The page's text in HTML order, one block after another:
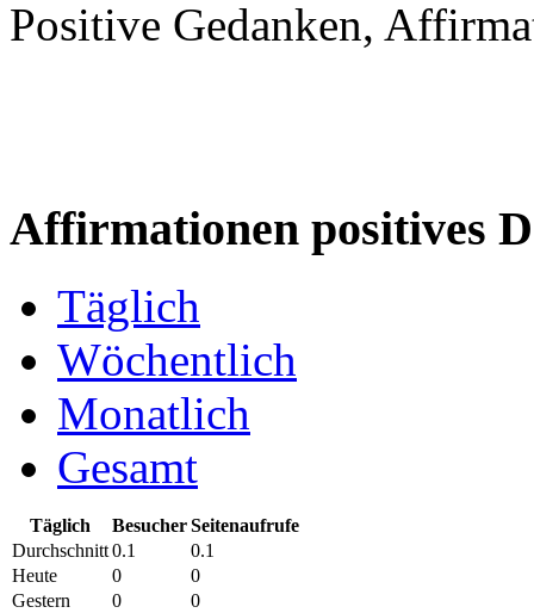
Positive Gedanken,
Affirmationen positives
Täglich
Wöchentlich
Monatlich
Gesamt
Täglich BesucherSeitenaufrufe
Durchschnitt0.1
0.1
Heute
0
0
Gestern
0
0